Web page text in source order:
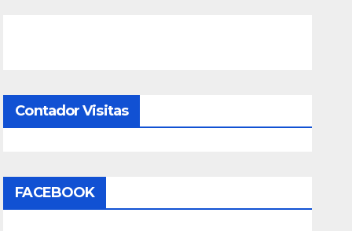
Contador Visitas
FACEBOOK